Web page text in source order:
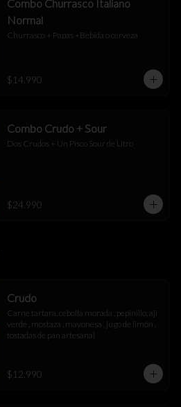
Combo Churrasco Italiano
Normal
Churrasco + Papas +Bebida o cerveza
$14.990
Combo Crudo + Sour
Dos Crudos + Un Pisco Sour de Litro
$24.990
Crudo
Carne tartara, cebolla morada , pepinillo, aji
verde , mostaza , mayonesa , jugo de limón ,
tostadas de pan artesanal
$12.990